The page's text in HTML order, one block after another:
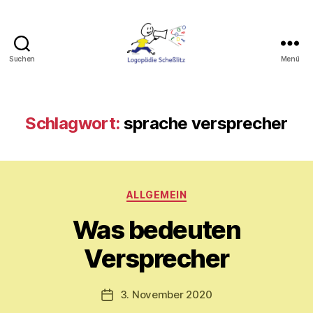
Suchen Menü
Schlagwort: sprache versprecher
Kategorien
ALLGEMEIN
Was bedeuten
Versprecher
Beitragsautor
V
n
M
y
ri
m
Veröffentlichungsdatum
3. November 2020